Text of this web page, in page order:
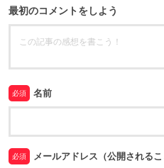
最初のコメントをしよう
必須 名前
必須 メールアドレス（公開されるこ